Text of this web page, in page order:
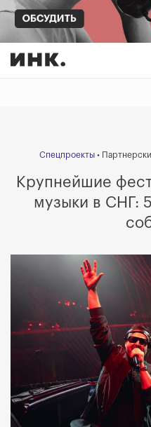
Спецпроекты •
Крупнейшие
музыки в СНГ: